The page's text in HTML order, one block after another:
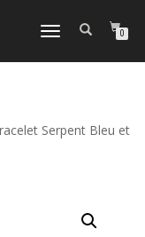
DÉPLIER
NAVIGATION
0
Serpent Bleu et